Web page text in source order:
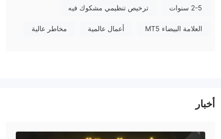
Tattvam تقدم العديد من الأدوات التجارية، بما في ذلك أسهم الإمارات،
رسوم Tattvam
Tattvam لا تفرض عمولات وتقدم انتشارات تبدأ من 0 نقطة.
منصة التداول
2-5 سنوات ترخيص تنظيمي مشكوك فيه
العلامة البيضاء MT5 أعمال عالمية مخاطر عالية
أخبار